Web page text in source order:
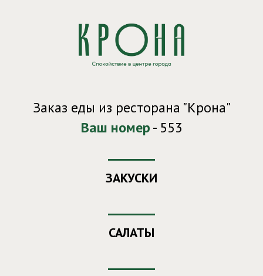
Заказ еды из ресторана "Крона"
Ваш номер- 553
ЗАКУСКИ
САЛАТЫ